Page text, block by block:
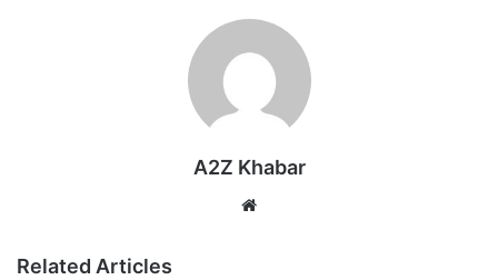
A2Z Khabar
Related Articles